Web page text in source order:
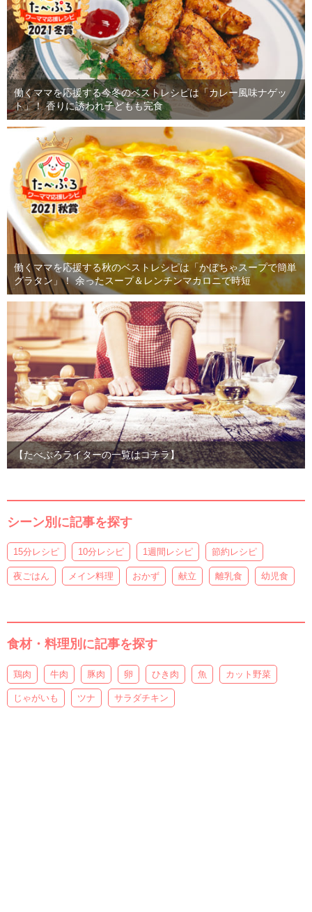
働くママを応援する今冬のベストレシピは「カレー風味ナゲッ
ト」！ 香りに誘われ子どもも完食
働くママを応援する秋のベストレシピは「かぼちゃスープで簡単
グラタン」！ 余ったスープ＆レンチンマカロニで時短
【たべぷろライターの一覧はコチラ】
シーン別に記事を探す
15分レシピ 10分レシピ 1週間レシピ 節約レシピ
夜ごはん メイン料理 おかず 献立 離乳食 幼児食
食材・料理別に記事を探す
鶏肉 牛肉 豚肉 卵 ひき肉 魚 カット野菜
じゃがいも ツナ サラダチキン